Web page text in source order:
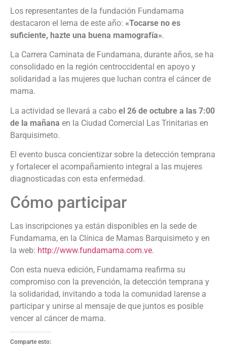
Los representantes de la fundación Fundamama
destacaron el lema de este año: «Tocarse no es
suficiente, hazte una buena mamografía».
La Carrera Caminata de Fundamana, durante años, se ha
consolidado en la región centroccidental en apoyo y
solidaridad a las mujeres que luchan contra el cáncer de
mama.
La actividad se llevará a cabo el 26 de octubre a las 7:00
de la mañana en la Ciudad Comercial Las Trinitarias en
Barquisimeto.
El evento busca concientizar sobre la detección temprana
y fortalecer el acompañamiento integral a las mujeres
diagnosticadas con esta enfermedad.
Cómo participar
Las inscripciones ya están disponibles en la sede de
Fundamama, en la Clínica de Mamas Barquisimeto y en
la web: http://www.fundamama.com.ve.
Con esta nueva edición, Fundamama reafirma su
compromiso con la prevención, la detección temprana y
la solidaridad, invitando a toda la comunidad larense a
participar y unirse al mensaje de que juntos es posible
vencer al cáncer de mama.
Comparte esto: